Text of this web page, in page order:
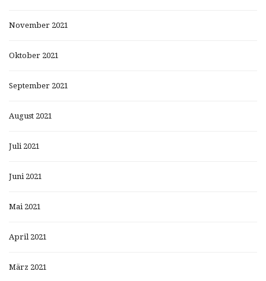
November 2021
Oktober 2021
September 2021
August 2021
Juli 2021
Juni 2021
Mai 2021
April 2021
März 2021